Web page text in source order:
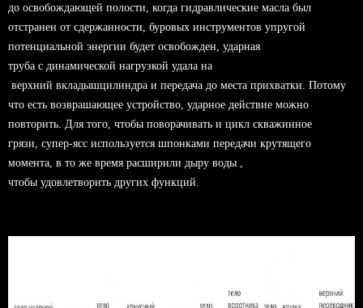
до освобождающей полости, когда гидравлические масла был
отстранен от сдержанности, буровых инструментов упругой
потенциальной энергии будет освобожден, ударная
труба с динамической нагрузкой удала на
верхний вкладышцилиндра и передача до места прихватки. Потому
что есть возврашающее устройство, ударное действие можно
повторить. Для того, чтобы поворачивать и цикл скважинное
грязи, супер-ясс используется шпонками передачи крутящего
момента, в то же время расширили дыру воды ,
чтобы удовлетворить других функций.